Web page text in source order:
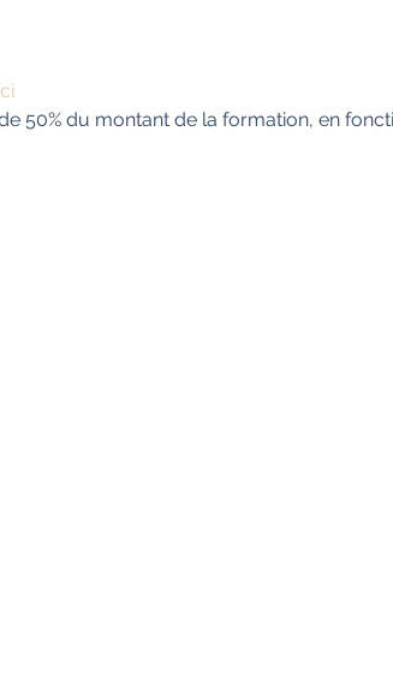
50% du montant de la formation, en